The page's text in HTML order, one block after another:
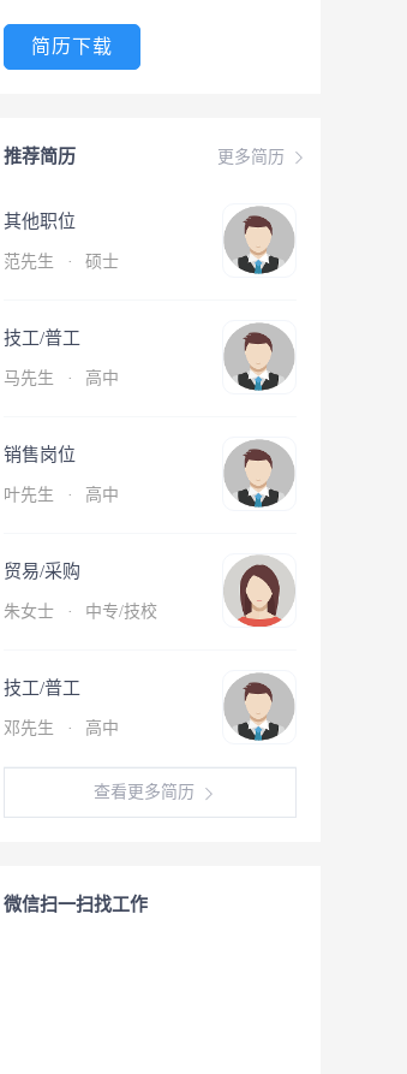
简历下载
更多简历
推荐简历
其他职位
范先生 · 硕士
技工/普工
马先生 · 高中
销售岗位
叶先生 · 高中
贸易/采购
朱女士 · 中专/技校
技工/普工
邓先生 · 高中
查看更多简历
微信扫一扫找工作